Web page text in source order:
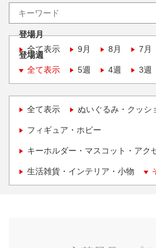
登場月
全て表示
9月 8月 7月
登場週
全て表示
5週 4週 3週
全て表示 ぬいぐるみ・クッシ
フィギュア・ホビー
キーホルダー・マスコット・アク
生活雑貨・インテリア・小物